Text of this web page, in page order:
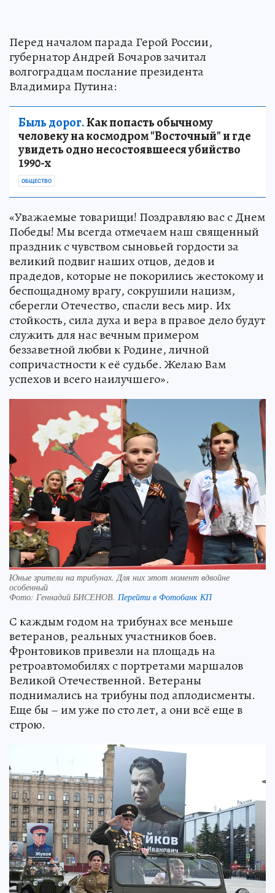
Перед началом парада Герой России,
губернатор Андрей Бочаров зачитал
волгоградцам послание президента
Владимира Путина:
Быль дорог.Как попасть обычному
человеку на космодром "Восточный" и где
увидеть одно несостоявшееся убийство
1990-х
ОБЩЕСТВО
«Уважаемые товарищи! Поздравляю вас с Днем
Победы! Мы всегда отмечаем наш священный
праздник с чувством сыновьей гордости за
великий подвиг наших отцов, дедов и
прадедов, которые не покорились жестокому и
беспощадному врагу, сокрушили нацизм,
сберегли Отечество, спасли весь мир. Их
стойкость, сила духа и вера в правое дело будут
служить для нас вечным примером
беззаветной любви к Родине, личной
сопричастности к её судьбе. Желаю Вам
успехов и всего наилучшего».
Юные зрители на трибунах. Для них этот момент вдвойне
особенный
Фото: Геннадий БИСЕНОВ. Перейти в Фотобанк КП
С каждым годом на трибунах все меньше
ветеранов, реальных участников боев.
Фронтовиков привезли на площадь на
ретроавтомобилях с портретами маршалов
Великой Отечественной. Ветераны
поднимались на трибуны под аплодисменты.
Еще бы – им уже по сто лет, а они всё еще в
строю.